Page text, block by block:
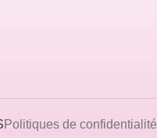
Politiques de confidentialité